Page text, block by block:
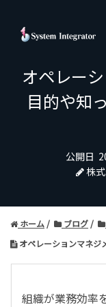
オペレー
目的や知
公開日
株
ホーム ブログ
オペレーションマネジ
組織が業務効率